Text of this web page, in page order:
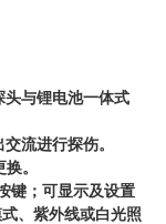
与锂电池一体式
流进行探伤。
。
键；可显示及设置
、紫外线或白光照